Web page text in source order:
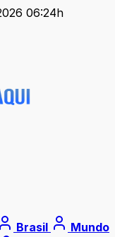
06:24h
Brasil
Mundo